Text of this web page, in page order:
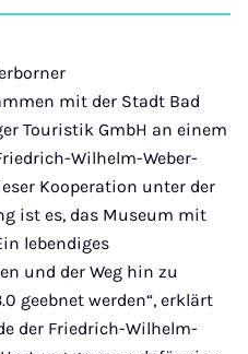
auf auf auf auf über
mit der Stadt Bad
Touristik GmbH an einem
Wilhelm-Weber-
Kooperation unter der
ist es, das Museum mit
lebendiges
und der Weg hin zu
geebnet werden“, erklärt
der Friedrich-Wilhelm-